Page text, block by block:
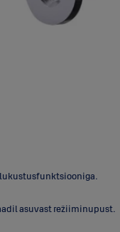
asuvast režiiminupust.